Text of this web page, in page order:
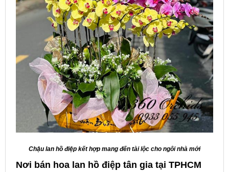
Chậu lan hồ điệp kết hợp mang đến tài lộc cho ngôi nhà mới
Nơi bán hoa lan hồ điệp tân gia tại TPHCM